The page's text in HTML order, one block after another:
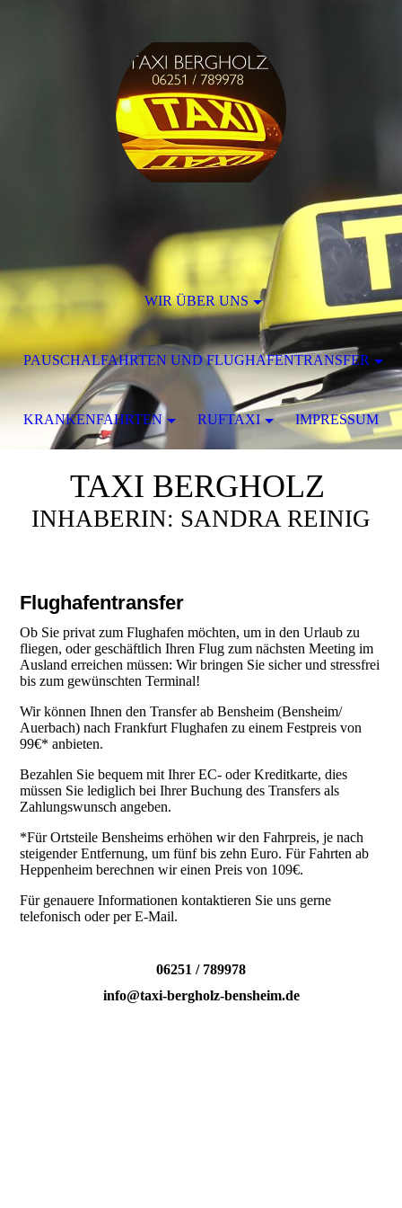
TAXI BERGHOLZ
INHABERIN: SANDRA REINIG
Flughafentransfer
Ob Sie privat zum Flughafen möchten, um in den Urlaub zu
fliegen, oder geschäftlich Ihren Flug zum nächsten Meeting im
Ausland erreichen müssen: Wir bringen Sie sicher und stressfrei
bis zum gewünschten Terminal!
Wir können Ihnen den Transfer ab Bensheim (Bensheim/
Auerbach) nach Frankfurt Flughafen zu einem Festpreis von
99€* anbieten.
Bezahlen Sie bequem mit Ihrer EC- oder Kreditkarte, dies
müssen Sie lediglich bei Ihrer Buchung des Transfers als
Zahlungswunsch angeben.
*Für Ortsteile Bensheims erhöhen wir den Fahrpreis, je nach
steigender Entfernung, um fünf bis zehn Euro. Für Fahrten ab
Heppenheim berechnen wir einen Preis von 109€.
Für genauere Informationen kontaktieren Sie uns gerne
telefonisch oder per E-Mail.
06251 / 789978
info@taxi-bergholz-bensheim.de
WIR ÜBER UNS
PAUSCHALFAHRTEN UND FLUGHAFENTRANSFER
KRANKENFAHRTEN RUFTAXI IMPRESSUM